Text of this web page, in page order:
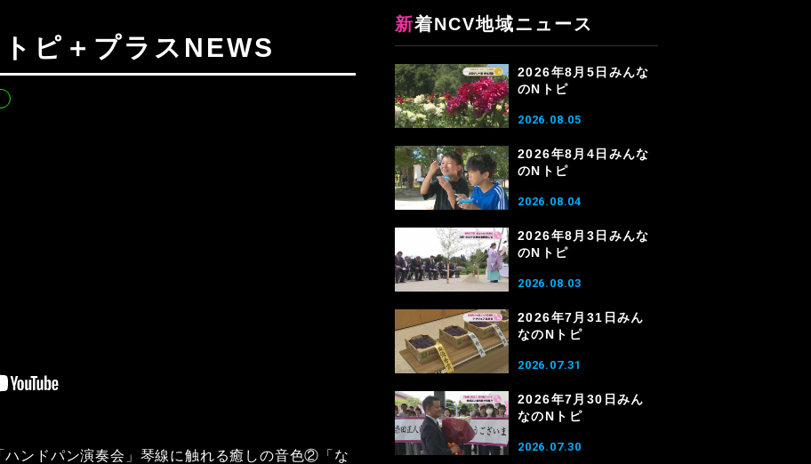
ピ＋プラスNEWS
ンドパン演奏会」琴線に触れる癒しの音色②「な
新着NCV地域ニュース
2026年8月5日みんな
のNトピ
2026.08.05
2026年8月4日みんな
のNトピ
2026.08.04
2026年8月3日みんな
のNトピ
2026.08.03
2026年7月31日みん
なのNトピ
2026.07.31
2026年7月30日みん
なのNトピ
2026.07.30